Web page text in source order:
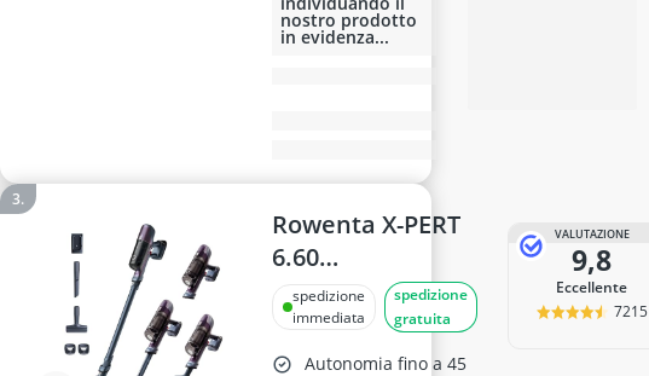
nostro prodotto
in evidenza...
Rowenta X-PERT
6.60
Aspirapolvere
Senza Fili,
RH6838
spedizione
immediata
spedizione
gratuita
Autonomia fino a 45
VALUTAZIONE
9,8
Eccellente
7215